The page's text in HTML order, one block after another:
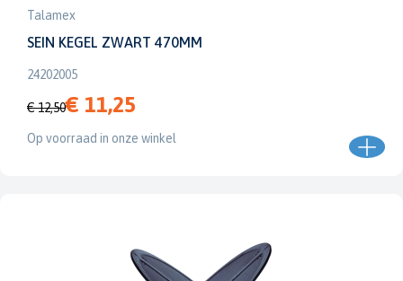
Talamex
SEIN KEGEL ZWART 470MM
24202005
€ 12,50€ 11,25
Op voorraad in onze winkel